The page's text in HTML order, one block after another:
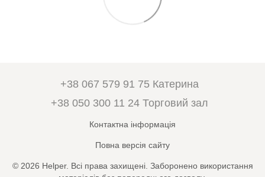
+38 067 579 91 75 Катерина
+38 050 300 11 24 Торговий зал
Контактна інформація
Повна версія сайту
© 2026 Helper. Всі права захищені. Заборонено використання